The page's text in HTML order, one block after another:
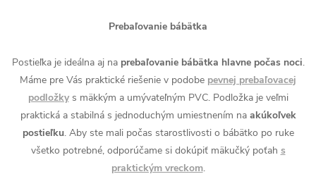
Prebaľovanie bábätka
Postieľka je ideálna aj na prebaľovanie bábätka hlavne počas noci.
Máme pre Vás praktické riešenie v podobe pevnej prebaľovacej
podložkys mäkkým a umývateľným PVC. Podložka je veľmi
praktická a stabilná s jednoduchým umiestnením na akúkoľvek
postieľku. Aby ste mali počas starostlivosti o bábätko po ruke
všetko potrebné, odporúčame si dokúpiť mäkučký poťah s
praktickým vreckom.